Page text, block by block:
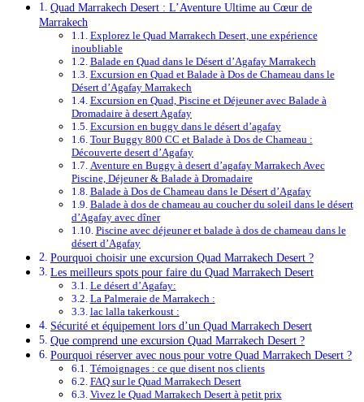
Quad Marrakech Desert : L’Aventure Ultime au Cœur de
Marrakech
Explorez le Quad Marrakech Desert, une expérience
inoubliable
Balade en Quad dans le Désert d’Agafay Marrakech
Excursion en Quad et Balade à Dos de Chameau dans le
Désert d’Agafay Marrakech
Excursion en Quad, Piscine et Déjeuner avec Balade à
Dromadaire à desert Agafay
Excursion en buggy dans le désert d’agafay
Tour Buggy 800 CC et Balade à Dos de Chameau :
Découverte desert d’Agafay
Aventure en Buggy à desert d’agafay Marrakech Avec
Piscine, Déjeuner & Balade à Dromadaire
Balade à Dos de Chameau dans le Désert d’Agafay
Balade à dos de chameau au coucher du soleil dans le désert
d’Agafay avec dîner
Piscine avec déjeuner et balade à dos de chameau dans le
désert d’Agafay
Pourquoi choisir une excursion Quad Marrakech Desert ?
Les meilleurs spots pour faire du Quad Marrakech Desert
Le désert d’Agafay:
La Palmeraie de Marrakech :
lac lalla takerkoust :
Sécurité et équipement lors d’un Quad Marrakech Desert
Que comprend une excursion Quad Marrakech Desert ?
Pourquoi réserver avec nous pour votre Quad Marrakech Desert ?
Témoignages : ce que disent nos clients
FAQ sur le Quad Marrakech Desert
Vivez le Quad Marrakech Desert à petit prix